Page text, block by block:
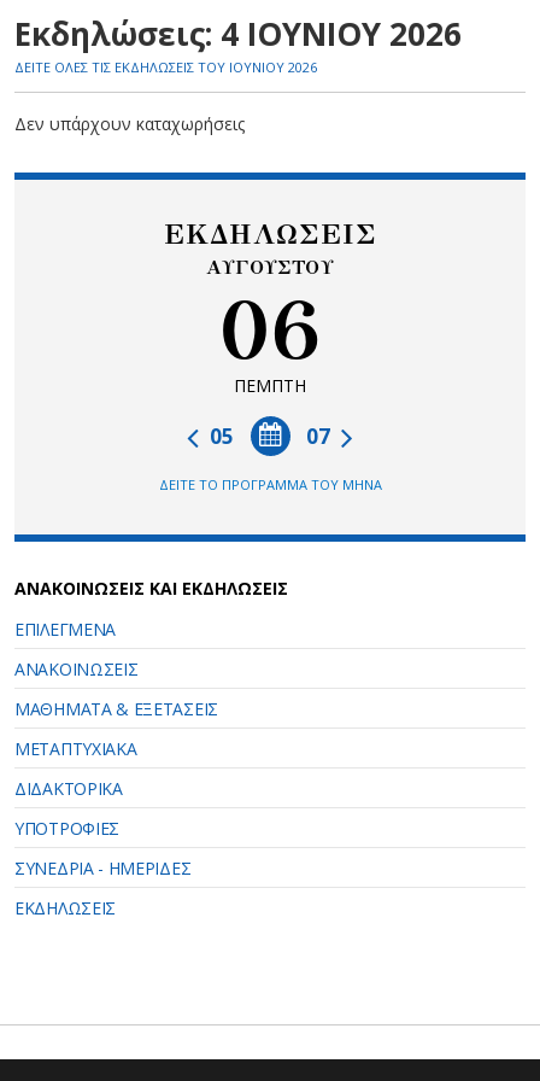
Εκδηλώσεις: 4 ΙΟΥΝΙΟΥ 2026
ΔΕΙΤΕ ΟΛΕΣ ΤΙΣ ΕΚΔΗΛΩΣΕΙΣ ΤΟΥ ΙΟΥΝΙΟΥ 2026
Δεν υπάρχουν καταχωρήσεις
ΕΚΔΗΛΩΣΕΙΣ
ΑΥΓΟΥΣΤΟΥ
06
ΠΕΜΠΤΗ
07
05
ΔΕΙΤΕ ΤΟ ΠΡΟΓΡΑΜΜΑ ΤΟΥ ΜΗΝΑ
ΑΝΑΚΟΙΝΩΣΕΙΣ ΚΑΙ ΕΚΔΗΛΩΣΕΙΣ
ΕΠΙΛΕΓΜΕΝΑ
ΑΝΑΚΟΙΝΩΣΕΙΣ
ΜΑΘΗΜΑΤΑ & ΕΞΕΤΑΣΕΙΣ
ΜΕΤΑΠΤΥΧΙΑΚΑ
ΔΙΔΑΚΤΟΡΙΚΑ
ΥΠΟΤΡΟΦΙΕΣ
ΣΥΝΕΔΡΙΑ - ΗΜΕΡΙΔΕΣ
ΕΚΔΗΛΩΣΕΙΣ